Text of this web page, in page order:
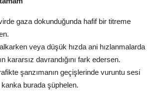
gaza dokunduğunda hafif bir titreme
veya düşük hızda ani hızlanmalarda
kararsız davrandığını fark edersen.
şanzımanın geçişlerinde vuruntu sesi
burada şüphelen.